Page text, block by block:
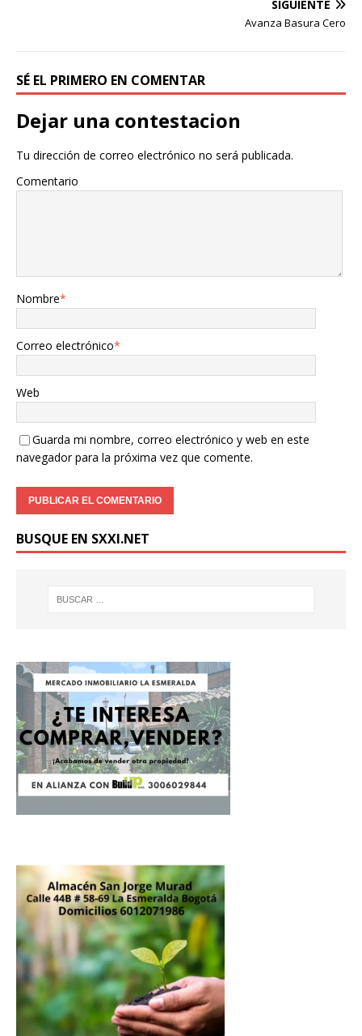
SIGUIENTE
Avanza Basura Cero
SÉ EL PRIMERO EN COMENTAR
Dejar una contestacion
Tu dirección de correo electrónico no será publicada.
Comentario
Nombre*
Correo electrónico*
Web
Guarda mi nombre, correo electrónico y web en este
navegador para la próxima vez que comente.
BUSQUE EN SXXI.NET